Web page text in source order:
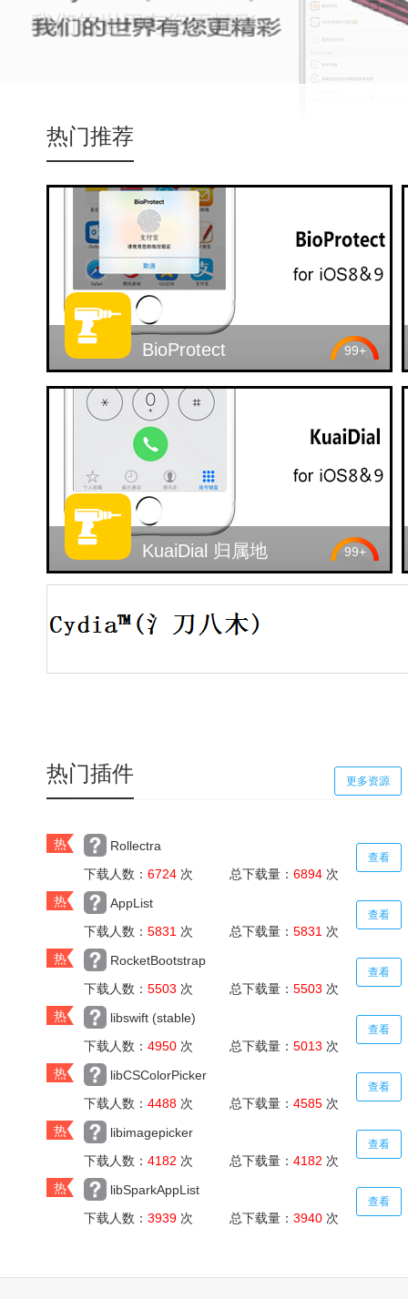
热门推荐
BioProtect 99+
KuaiDial 归属地 99+
热门插件 更多资源
热
Rollectra
下载人数： 6724 次 总下载量： 6894 次
查看
热
AppList
下载人数： 5831 次 总下载量： 5831 次
查看
热
RocketBootstrap
下载人数： 5503 次 总下载量： 5503 次
查看
热
libswift (stable)
下载人数： 4950 次 总下载量： 5013 次
查看
热
libCSColorPicker
下载人数： 4488 次 总下载量： 4585 次
查看
热
libimagepicker
下载人数： 4182 次 总下载量： 4182 次
查看
热
libSparkAppList
下载人数： 3939 次 总下载量： 3940 次
查看